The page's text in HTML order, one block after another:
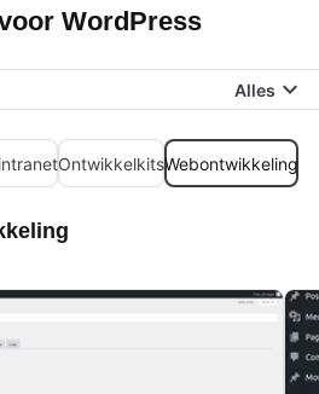
WordPress
Alles
OntwikkelkitsWebontwikkeling